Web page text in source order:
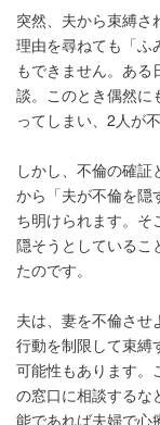
突然、夫から束縛さ
理由を尋ねても「ふ
もできません。あ
談。このとき偶然に
ってしまい、2人が
しかし、不倫の確
から「夫が不倫を隠
ち明けられます。そ
隠そうとしているこ
たのです。
夫は、妻を不倫させ
行動を制限して束縛
可能性もあります。
の窓口に相談するな
能であれば夫婦で心